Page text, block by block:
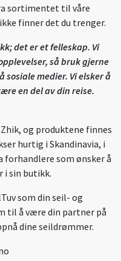
sortimentet til våre
finner det du trenger.
det er et felleskap. Vi
så bruk gjerne
sosiale medier. Vi elsker å
en del av din reise.
og produktene finnes
hurtig i Skandinavia, i
forhandlere som ønsker å
i sin butikk.
som din seil- og
til å være din partner på
dine seildrømmer.